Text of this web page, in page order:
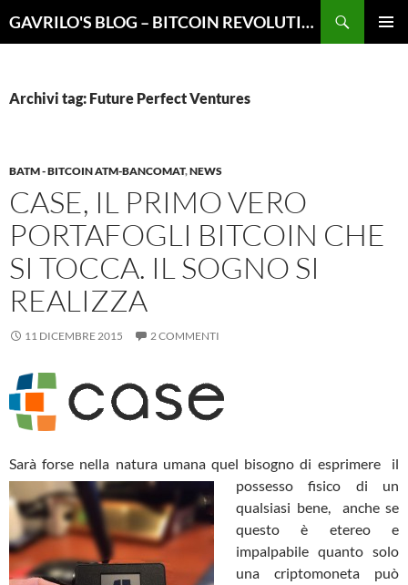
GAVRILO'S BLOG – BITCOIN REVOLUTION
Archivi tag: Future Perfect Ventures
BATM - BITCOIN ATM-BANCOMAT,NEWS
CASE, IL PRIMO VERO
PORTAFOGLI BITCOIN CHE
SI TOCCA. IL SOGNO SI
REALIZZA
11 DICEMBRE 2015 2 COMMENTI
Sarà forse nella natura umana quel bisognodi esprimere il
possesso fisico di un
qualsiasi bene, anche se
questo è etereo e
impalpabile quanto solo
una criptomoneta può